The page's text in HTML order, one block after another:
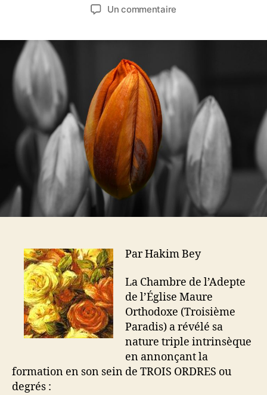
e
u
r
’
a
r
t
i
c
d
’
a
r
t
i
e
Un commentaire
J
L
T
e
s
d
e
l
a
C
h
a
m
Par Hakim Bey
La Chambre de l’Adepte
de l’Église Maure
Orthodoxe (Troisième
Paradis) a révélé sa
nature triple intrinsèque
en annonçant la
formation en son sein de TROIS ORDRES ou
degrés :